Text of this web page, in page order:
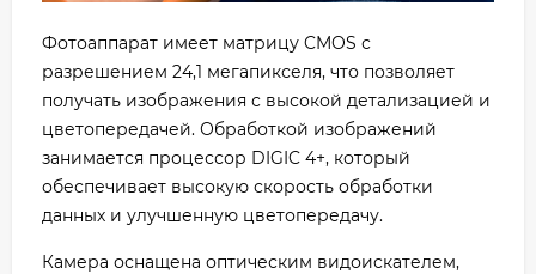
Фотоаппарат имеет матрицу CMOS с
разрешением 24,1 мегапикселя, что позволяет
получать изображения с высокой детализацией и
цветопередачей. Обработкой изображений
занимается процессор DIGIC 4+, который
обеспечивает высокую скорость обработки
данных и улучшенную цветопередачу.
Камера оснащена оптическим видоискателем,